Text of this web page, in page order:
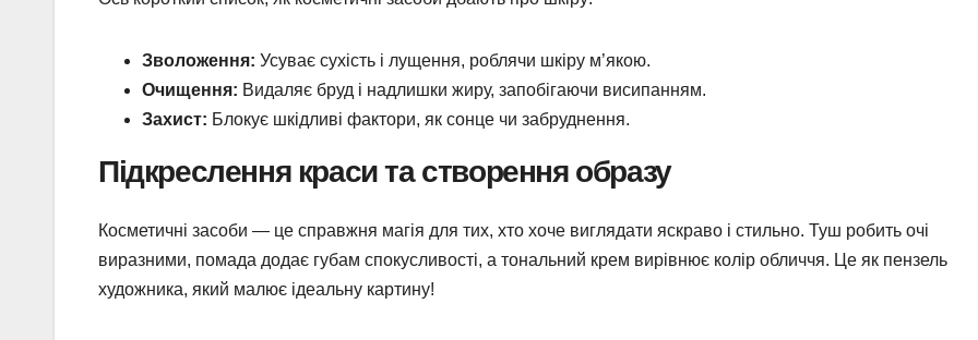
Зволоження: Усуває сухість і лущення, роблячи шкіру м’якою.
Очищення: Видаляє бруд і надлишки жиру, запобігаючи висипанням.
Захист: Блокує шкідливі фактори, як сонце чи забруднення.
Підкреслення краси та створення образу
Косметичні засоби — це справжня магія для тих, хто хоче виглядати яскраво і стильно. Туш робить очі
виразними, помада додає губам спокусливості, а тональний крем вирівнює колір обличчя. Це як пензель
художника, який малює ідеальну картину!